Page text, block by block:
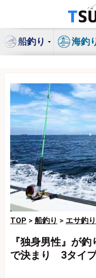
ン
船釣り 海釣
TOP > 船釣り > エサ釣り
『独身男性』が
で決まり 3タイ